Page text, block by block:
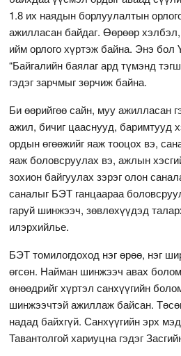
1.8 их наядын борлуулалтын
ажилласан байдаг. Өөрөөр
ийм орлого хүртэж байна. Энэ бол
“Байгалийн баялаг ард түмэнд
гэдэг зарчмыг зөрчиж байна.
Би өөрийгөө сайн, муу ажилласан
ажил, бичиг цааснууд, баримтууд
ордын өгөөжийг яаж тооцох вэ,
яаж боловсруулах вэ, ажлын
зохион байгуулах зэрэг олон
саналыг БЭТ ганцаараа
гаруй шинжээч, зөвлөхүүдэд
илэрхийлье.
БЭТ томилогдоход нэг өрөө, нэг
өгсөн. Найман шинжээч авах
өнөөдрийг хүртэл санхүүгийн
шинжээчтэй ажиллаж байсан.
надад байхгүй. Санхүүгийн эрх
Тавантолгой хариуцна гэдэг